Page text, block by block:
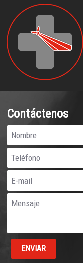
Contáctenos